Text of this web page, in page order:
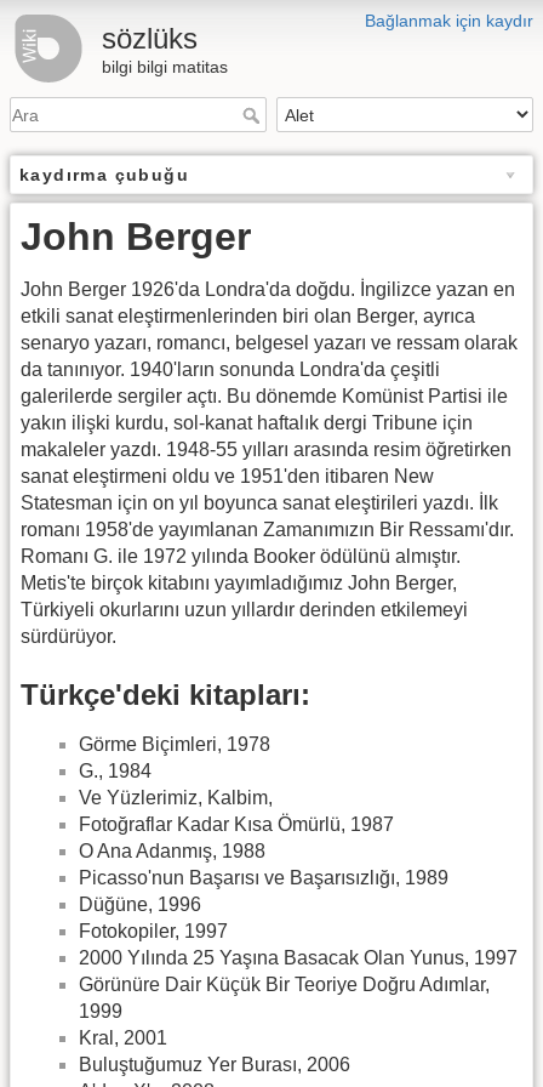
Bağlanmak için kaydır
sözlüks
bilgi bilgi matitas
kaydırma çubuğu
John Berger
John Berger 1926'da Londra'da doğdu. İngilizce yazan en
etkili sanat eleştirmenlerinden biri olan Berger, ayrıca
senaryo yazarı, romancı, belgesel yazarı ve ressam olarak
da tanınıyor. 1940'ların sonunda Londra'da çeşitli
galerilerde sergiler açtı. Bu dönemde Komünist Partisi ile
yakın ilişki kurdu, sol-kanat haftalık dergi Tribune için
makaleler yazdı. 1948-55 yılları arasında resim öğretirken
sanat eleştirmeni oldu ve 1951'den itibaren New
Statesman için on yıl boyunca sanat eleştirileri yazdı. İlk
romanı 1958'de yayımlanan Zamanımızın Bir Ressamı'dır.
Romanı G. ile 1972 yılında Booker ödülünü almıştır.
Metis'te birçok kitabını yayımladığımız John Berger,
Türkiyeli okurlarını uzun yıllardır derinden etkilemeyi
sürdürüyor.
Türkçe'deki kitapları:
Görme Biçimleri, 1978
G., 1984
Ve Yüzlerimiz, Kalbim,
Fotoğraflar Kadar Kısa Ömürlü, 1987
O Ana Adanmış, 1988
Picasso'nun Başarısı ve Başarısızlığı, 1989
Düğüne, 1996
Fotokopiler, 1997
2000 Yılında 25 Yaşına Basacak Olan Yunus, 1997
Görünüre Dair Küçük Bir Teoriye Doğru Adımlar,
1999
Kral, 2001
Buluştuğumuz Yer Burası, 2006